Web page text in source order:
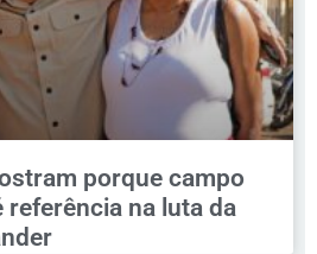
porque campo
na luta da